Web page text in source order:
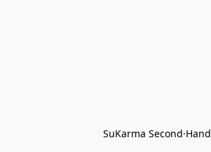
SuKarma Second·Hand